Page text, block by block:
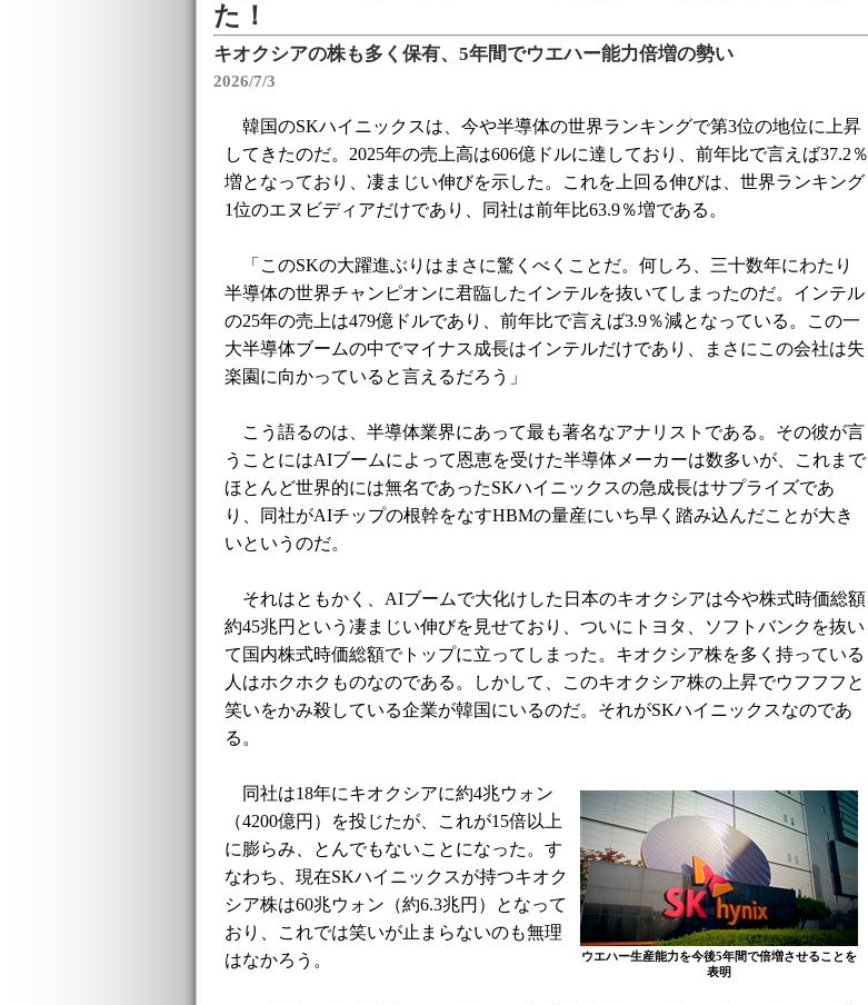
た！
キオクシアの株も多く保有、5年間でウエハー能力倍増の勢い
2026/7/3
韓国のSKハイニックスは、今や半導体の世界ランキングで第3位の地位に上昇
してきたのだ。2025年の売上高は606億ドルに達しており、前年比で言えば37.2％
増となっており、凄まじい伸びを示した。これを上回る伸びは、世界ランキング
1位のエヌビディアだけであり、同社は前年比63.9％増である。
「このSKの大躍進ぶりはまさに驚くべくことだ。何しろ、三十数年にわたり
半導体の世界チャンピオンに君臨したインテルを抜いてしまったのだ。インテル
の25年の売上は479億ドルであり、前年比で言えば3.9％減となっている。この一
大半導体ブームの中でマイナス成長はインテルだけであり、まさにこの会社は失
楽園に向かっていると言えるだろう」
こう語るのは、半導体業界にあって最も著名なアナリストである。その彼が言
うことにはAIブームによって恩恵を受けた半導体メーカーは数多いが、これまで
ほとんど世界的には無名であったSKハイニックスの急成長はサプライズであ
り、同社がAIチップの根幹をなすHBMの量産にいち早く踏み込んだことが大き
いというのだ。
それはともかく、AIブームで大化けした日本のキオクシアは今や株式時価総額
約45兆円という凄まじい伸びを見せており、ついにトヨタ、ソフトバンクを抜い
て国内株式時価総額でトップに立ってしまった。キオクシア株を多く持っている
人はホクホクものなのである。しかして、このキオクシア株の上昇でウフフフと
笑いをかみ殺している企業が韓国にいるのだ。それがSKハイニックスなのであ
る。
ウエハー生産能力を今後5年間で倍増させることを
表明
同社は18年にキオクシアに約4兆ウォン
（4200億円）を投じたが、これが15倍以上
に膨らみ、とんでもないことになった。す
なわち、現在SKハイニックスが持つキオク
シア株は60兆ウォン（約6.3兆円）となって
おり、これでは笑いが止まらないのも無理
はなかろう。